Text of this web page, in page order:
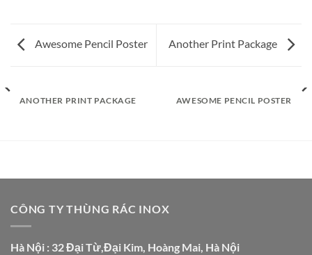
Awesome Pencil Poster Another Print Package
ANOTHER PRINT PACKAGE AWESOME PENCIL POSTER
CÔNG TY THÙNG RÁC INOX
Hà Nội : 32 Đại Từ,Đại Kim, Hoàng Mai, Hà Nội